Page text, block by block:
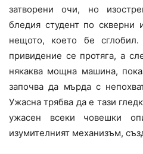
затворени очи, но
бледия студент по скверни
нещото, което бе
привидение се протяга, а
някаква мощна машина,
започва да мърда с
Ужасна трябва да е тази
ужасен всеки човешки
изумителният механизъм,